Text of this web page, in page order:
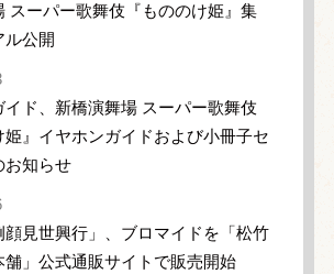
スーパー歌舞伎『もののけ姫』集
ル公開
イド、新橋演舞場 スーパー歌舞伎
姫』イヤホンガイドおよび小冊子セ
お知らせ
顔見世興行」、ブロマイドを「松竹
舗」公式通販サイトで販売開始